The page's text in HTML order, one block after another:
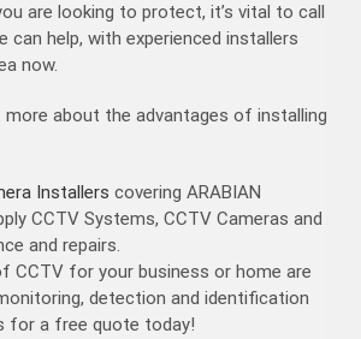
are looking to protect, it’s vital to call
can help, with experienced installers
now.
about the advantages of installing
Installers covering ARABIAN
CCTV Systems, CCTV Cameras and
and repairs.
CCTV for your business or home are
detection and identification
for a free quote today!